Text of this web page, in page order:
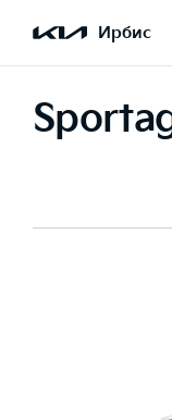
Ирбис